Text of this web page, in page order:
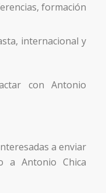
formación
internacional y
con Antonio
a enviar
a Antonio Chica